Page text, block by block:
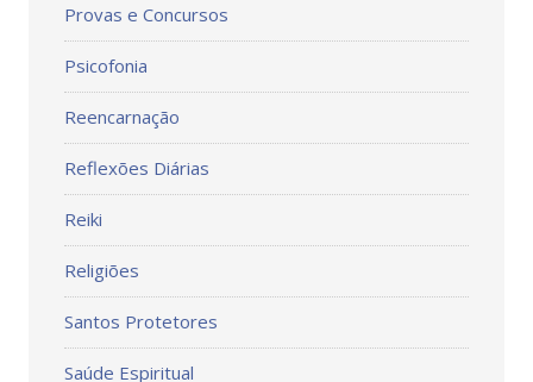
Provas e Concursos
Psicofonia
Reencarnação
Reflexões Diárias
Reiki
Religiões
Santos Protetores
Saúde Espiritual